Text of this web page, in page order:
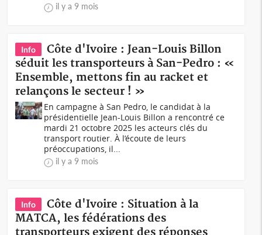
il y a 9 mois
Info
Côte d'Ivoire : Jean-Louis Billon
séduit les transporteurs à San-Pedro : «
Ensemble, mettons fin au racket et
relançons le secteur ! »
En campagne à San Pedro, le candidat à la
présidentielle Jean-Louis Billon a rencontré ce
mardi 21 octobre 2025 les acteurs clés du
transport routier. À l’écoute de leurs
préoccupations, il...
il y a 9 mois
Info
Côte d'Ivoire : Situation à la
MATCA, les fédérations des